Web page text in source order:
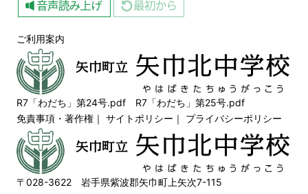
ご利用案内
R7「わだち」第24号.pdf
R7「わだち」第25号.pdf
免責事項・著作権 ｜ サイトポリシー ｜ プライバシーポリシー
〒028-3622 岩手県紫波郡矢巾町上矢次7-115